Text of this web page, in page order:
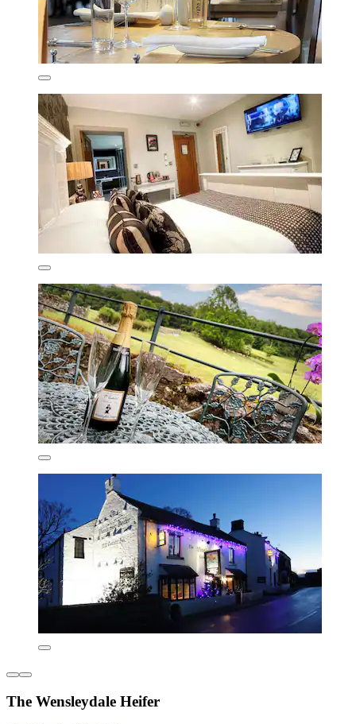
The Wensleydale Heifer